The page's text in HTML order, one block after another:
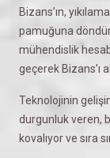
Bizans’ın,
pamuğuna
mühendislik
geçerek Bizans’ı
Teknolojinin
durgunluk veren,
kovalıyor ve sıra